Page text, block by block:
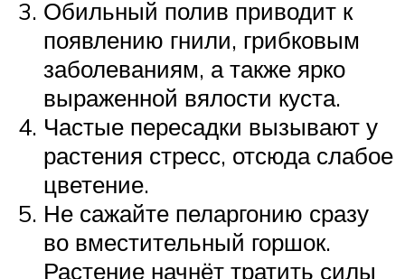
Обильный полив приводит к
появлению гнили, грибковым
заболеваниям, а также ярко
выраженной вялости куста.
Частые пересадки вызывают у
растения стресс, отсюда слабое
цветение.
Не сажайте пеларгонию сразу
во вместительный горшок.
Растение начнёт тратить силы